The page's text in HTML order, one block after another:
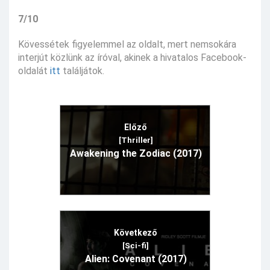
7/10
Kövessétek figyelemmel az oldalt, mert nemsokára
interjút közlünk az íróval, akinek a hivatalos Facebook-
oldalát itt találjátok.
Előző
[Thriller]
Awakening the Zodiac (2017)
Következő
[Sci-fi]
Alien: Covenant (2017)